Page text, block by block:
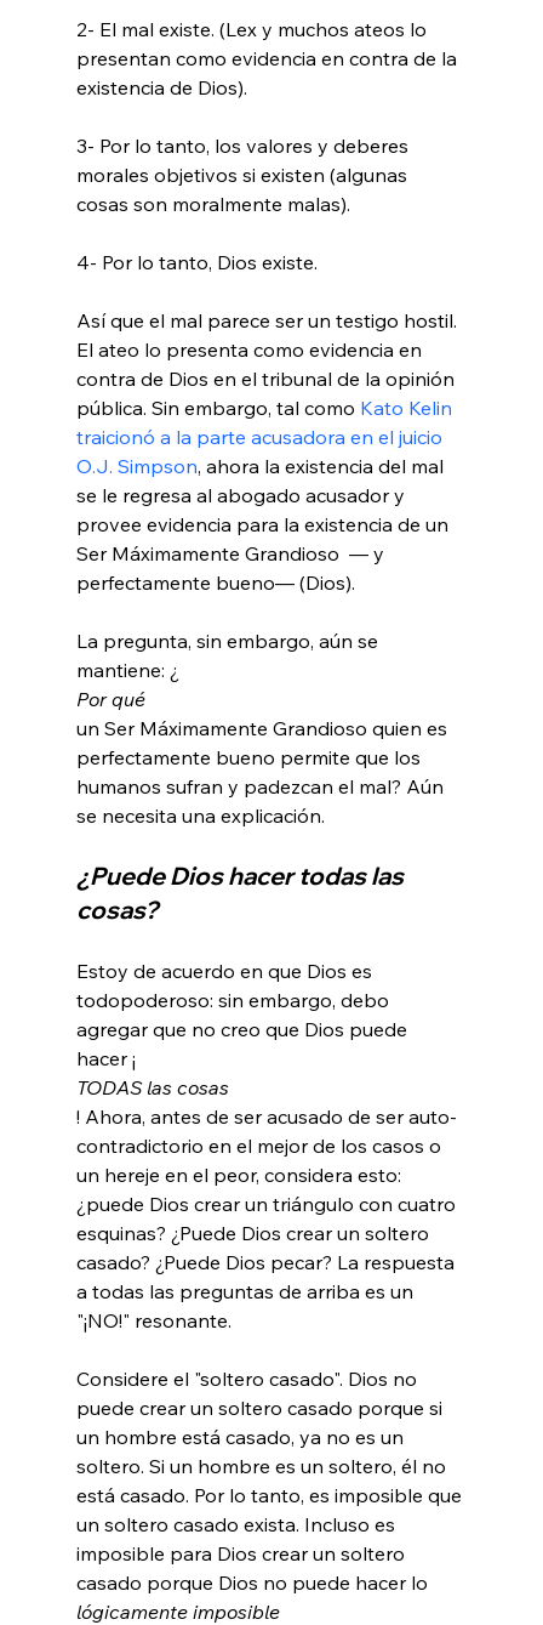
2- El mal existe. (Lex y muchos ateos lo
presentan como evidencia en contra de la
existencia de Dios).
3- Por lo tanto, los valores y deberes
morales objetivos si existen (algunas
cosas son moralmente malas).
4- Por lo tanto, Dios existe.
Así que el mal parece ser un testigo hostil.
El ateo lo presenta como evidencia en
contra de Dios en el tribunal de la opinión
pública. Sin embargo, tal como Kato Kelin
traicionó a la parte acusadora en el juicio
O.J. Simpson, ahora la existencia del mal
se le regresa al abogado acusador y
provee evidencia para la existencia de un
Ser Máximamente Grandioso  — y
perfectamente bueno— (Dios).
La pregunta, sin embargo, aún se
mantiene: ¿
Por qué
un Ser Máximamente Grandioso quien es
perfectamente bueno permite que los
humanos sufran y padezcan el mal? Aún
¿Puede Dios hacer todas las
cosas?
Estoy de acuerdo en que Dios es
todopoderoso: sin embargo, debo
agregar que no creo que Dios puede
hacer ¡
TODAS las cosas
! Ahora, antes de ser acusado de ser auto-
contradictorio en el mejor de los casos o
un hereje en el peor, considera esto:
¿puede Dios crear un triángulo con cuatro
esquinas? ¿Puede Dios crear un soltero
casado? ¿Puede Dios pecar? La respuesta
a todas las preguntas de arriba es un
"¡NO!" resonante.
Considere el "soltero casado". Dios no
puede crear un soltero casado porque si
un hombre está casado, ya no es un
soltero. Si un hombre es un soltero, él no
está casado. Por lo tanto, es imposible que
un soltero casado exista. Incluso es
imposible para Dios crear un soltero
casado porque Dios no puede hacer lo
lógicamente imposible